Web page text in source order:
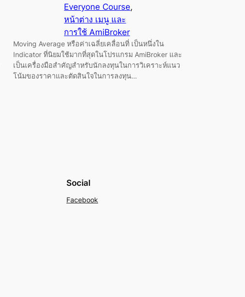
Everyone Course
หน้าต่าง เมนู และ
การใช้ AmiBroker
Moving Average หรือค่าเฉลี่ยเคลื่อนที่ เป็นหนึ่งใน
Indicator ที่นิยมใช้มากที่สุดในโปรแกรม AmiBroker และ
เป็นเครื่องมือสำคัญสำหรับนักลงทุนในการวิเคราะห์แนว
โน้มของราคาและตัดสินใจในการลงทุน…
Social
Facebook